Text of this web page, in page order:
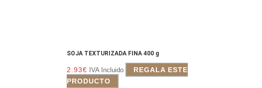
SOJA TEXTURIZADA FINA 400 g
2.93€ IVA Incluido
REGALA ESTE
PRODUCTO